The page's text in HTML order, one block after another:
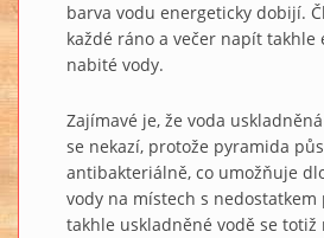
barva vodu energeticky dobijí.
každé ráno a večer napít takhle
nabité vody.
Zajímavé je, že voda
se nekazí, protože pyramida
antibakteriálně, co umožňuje
vody na místech s nedostatkem
takhle uskladněné vodě se totiž